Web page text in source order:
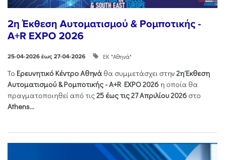
2η Έκθεση Αυτοματισμού & Ρομποτικής -
A+R EXPO 2026
25-04-2026 έως 27-04-2026 ΕΚ "Αθηνά"
Το Ερευνητικό Κέντρο Αθηνά θα συμμετάσχει στην2η Έκθεση
Αυτοματισμού & Ρομποτικής - Α+R EXPO 2026 η οποία θα
πραγματοποιηθεί από τις25 έως τις 27 Απριλίου 2026 στο
Athens...